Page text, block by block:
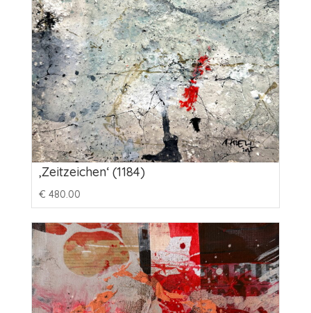
‚Zeitzeichen‘ (1184)
€ 480.00